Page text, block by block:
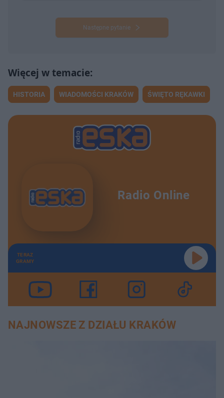
Następne pytanie
HISTORIA WIADOMOŚCI KRAKÓW ŚWIĘTO RĘKAWKI
Radio Online
TERAZ
GRAMY
NAJNOWSZE Z DZIAŁU KRAKÓW